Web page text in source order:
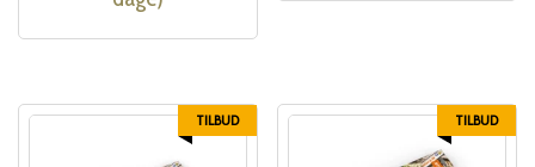
TILBUD TILBUD